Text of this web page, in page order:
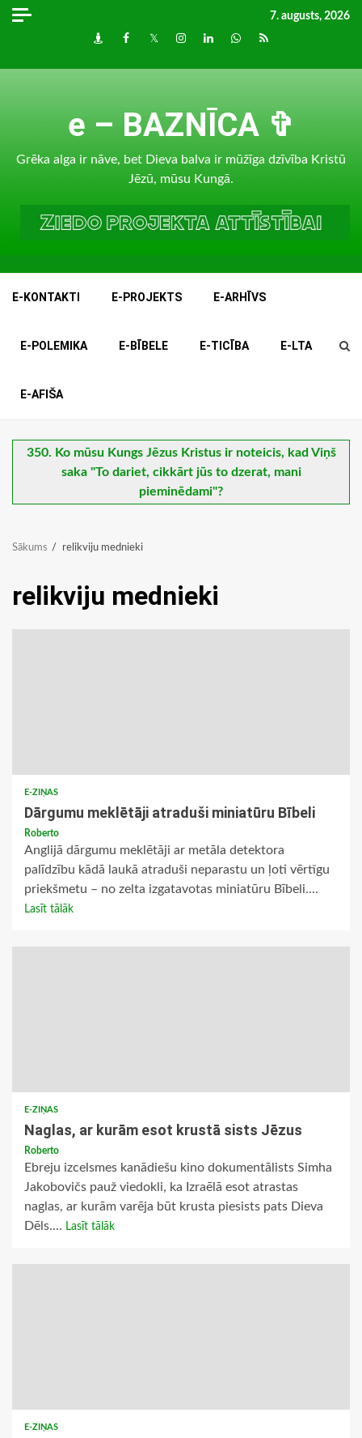
Skip
7. augusts, 2026
DraugiemFacebook
TwitterInstagram
LinkedInwhatsapp
RSS
e – BAZNĪCA ✞
Grēka alga ir nāve, bet Dieva balva ir mūžīga dzīvība Kristū
Jēzū, mūsu Kungā.
E-KONTAKTI E-PROJEKTS E-ARHĪVS
E-POLEMIKA E-BĪBELE E-TICĪBA E-LTA
E-AFIŠA
350. Ko mūsu Kungs Jēzus Kristus ir noteicis, kad Viņš
saka "To dariet, cikkārt jūs to dzerat, mani
pieminēdami"?
Sākums relikviju mednieki
relikviju mednieki
E-ZIŅAS
Dārgumu meklētāji atraduši miniatūru Bībeli
Roberto
Anglijā dārgumu meklētāji ar metāla detektora
palīdzību kādā laukā atraduši neparastu un ļoti vērtīgu
priekšmetu – no zelta izgatavotas miniatūru Bībeli....
Lasīt tālāk
E-ZIŅAS
Naglas, ar kurām esot krustā sists Jēzus
Roberto
Ebreju izcelsmes kanādiešu kino dokumentālists Simha
Jakobovičs pauž viedokli, ka Izraēlā esot atrastas
naglas, ar kurām varēja būt krusta piesists pats Dieva
Dēls.... Lasīt tālāk
E-ZIŅAS